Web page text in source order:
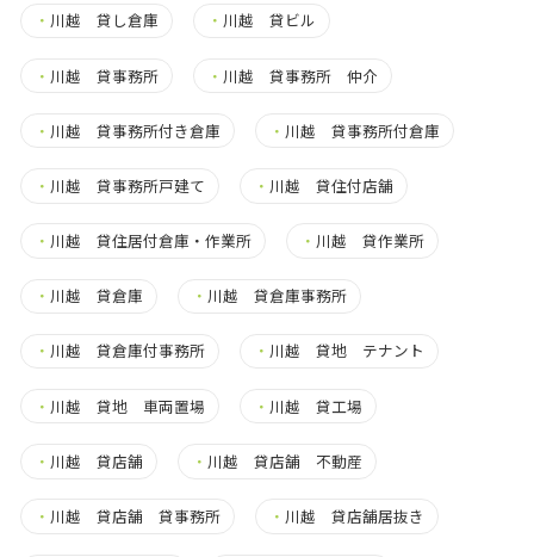
・ 川越 貸し倉庫 ・ 川越 貸ビル
・ 川越 貸事務所 ・ 川越 貸事務所 仲介
・ 川越 貸事務所付き倉庫 ・ 川越 貸事務所付倉庫
・ 川越 貸事務所戸建て ・ 川越 貸住付店舗
・ 川越 貸住居付倉庫・作業所 ・ 川越 貸作業所
・ 川越 貸倉庫 ・ 川越 貸倉庫事務所
・ 川越 貸倉庫付事務所 ・ 川越 貸地 テナント
・ 川越 貸地 車両置場 ・ 川越 貸工場
・ 川越 貸店舗 ・ 川越 貸店舗 不動産
・ 川越 貸店舗 貸事務所 ・ 川越 貸店舗居抜き